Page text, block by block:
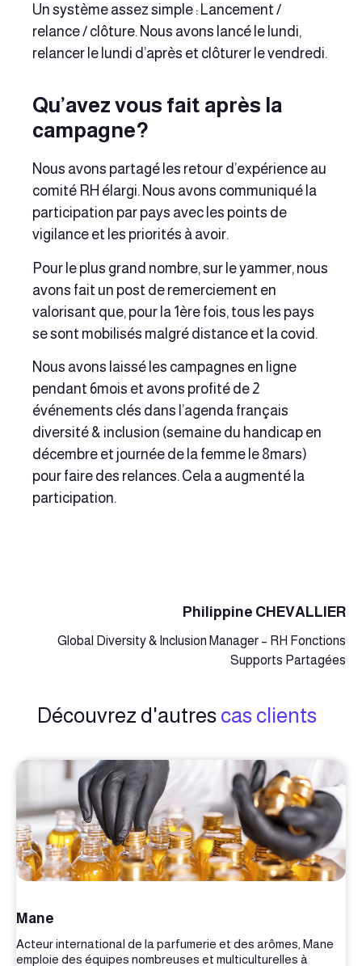
Un système assez simple : Lancement /
relance / clôture. Nous avons lancé le lundi,
relancer le lundi d’après et clôturer le vendredi.
Qu’avez vous fait après la
campagne?
Nous avons partagé les retour d’expérience au
comité RH élargi. Nous avons communiqué la
participation par pays avec les points de
vigilance et les priorités à avoir.
Pour le plus grand nombre, sur le yammer, nous
avons fait un post de remerciement en
valorisant que, pour la 1ère fois, tous les pays
se sont mobilisés malgré distance et la covid.
Nous avons laissé les campagnes en ligne
pendant 6mois et avons profité de 2
événements clés dans l’agenda français
diversité & inclusion (semaine du handicap en
décembre et journée de la femme le 8mars)
pour faire des relances. Cela a augmenté la
participation.
Philippine CHEVALLIER
Global Diversity & Inclusion Manager – RH Fonctions
Supports Partagées
Découvrez d'autres cas clients
Mane
Acteur international de la parfumerie et des arômes, Mane
emploie des équipes nombreuses et multiculturelles à